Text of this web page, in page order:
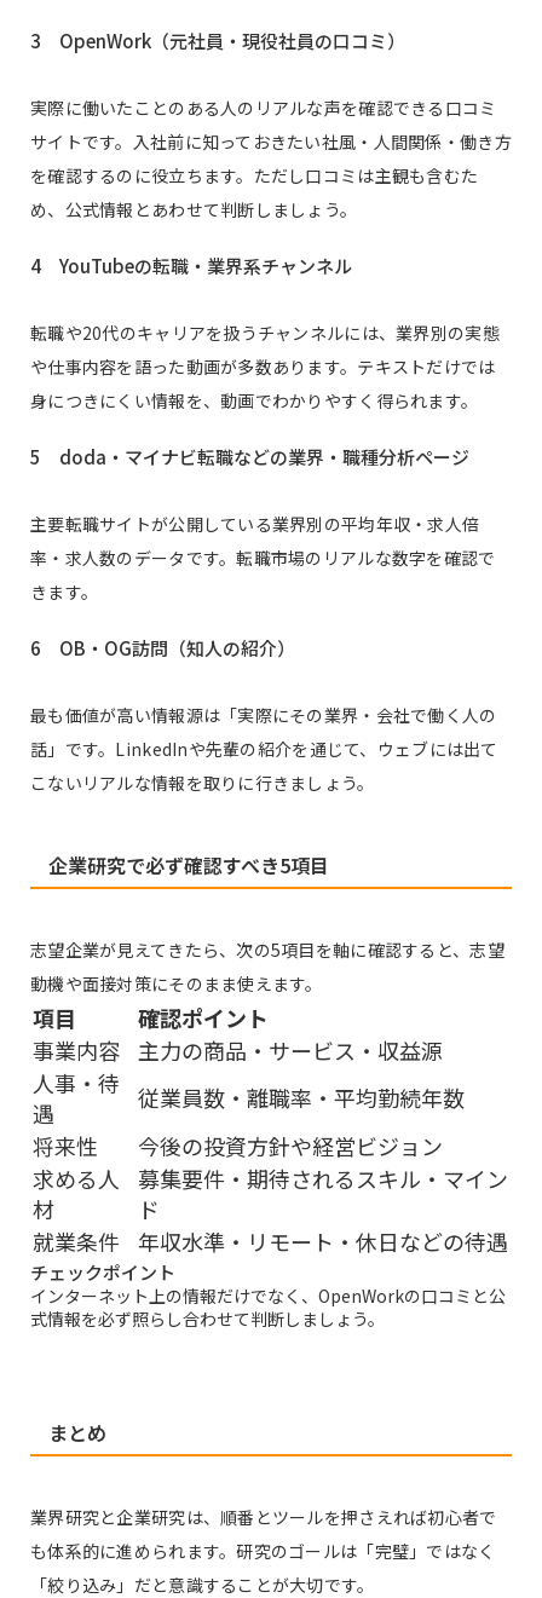
3 OpenWork（元社員・現役社員の口コミ）
実際に働いたことのある人のリアルな声を確認できる口コミ
サイトです。入社前に知っておきたい社風・人間関係・働き方
を確認するのに役立ちます。ただし口コミは主観も含むた
め、公式情報とあわせて判断しましょう。
4 YouTubeの転職・業界系チャンネル
転職や20代のキャリアを扱うチャンネルには、業界別の実態
や仕事内容を語った動画が多数あります。テキストだけでは
身につきにくい情報を、動画でわかりやすく得られます。
5 doda・マイナビ転職などの業界・職種分析ページ
主要転職サイトが公開している業界別の平均年収・求人倍
率・求人数のデータです。転職市場のリアルな数字を確認で
きます。
6 OB・OG訪問（知人の紹介）
最も価値が高い情報源は「実際にその業界・会社で働く人の
話」です。LinkedInや先輩の紹介を通じて、ウェブには出て
こないリアルな情報を取りに行きましょう。
企業研究で必ず確認すべき5項目
志望企業が見えてきたら、次の5項目を軸に確認すると、志望
動機や面接対策にそのまま使えます。
項目
確認ポイント
事業内容
主力の商品・サービス・収益源
人事・待
遇
従業員数・離職率・平均勤続年数
将来性
今後の投資方針や経営ビジョン
求める人
材
募集要件・期待されるスキル・マイン
ド
就業条件
年収水準・リモート・休日などの待遇
チェックポイント
インターネット上の情報だけでなく、OpenWorkの口コミと公
式情報を必ず照らし合わせて判断しましょう。
まとめ
業界研究と企業研究は、順番とツールを押さえれば初心者で
も体系的に進められます。研究のゴールは「完璧」ではなく
「絞り込み」だと意識することが大切です。